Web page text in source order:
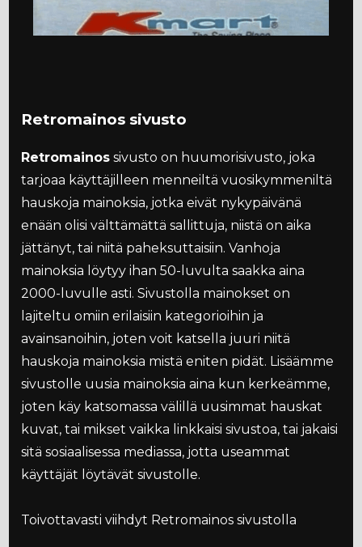
Retromainos sivusto
Retromainos sivusto on huumorisivusto, joka
tarjoaa käyttäjilleen menneiltä vuosikymmeniltä
hauskoja mainoksia, jotka eivät nykypäivänä
enään olisi välttämättä sallittuja, niistä on aika
jättänyt, tai niitä paheksuttaisiin. Vanhoja
mainoksia löytyy ihan 50-luvulta saakka aina
2000-luvulle asti. Sivustolla mainokset on
lajiteltu omiin erilaisiin kategorioihin ja
avainsanoihin, joten voit katsella juuri niitä
hauskoja mainoksia mistä eniten pidät. Lisäämme
sivustolle uusia mainoksia aina kun kerkeämme,
joten käy katsomassa välillä uusimmat hauskat
kuvat, tai mikset vaikka linkkaisi sivustoa, tai jakaisi
sitä sosiaalisessa mediassa, jotta useammat
käyttäjät löytävät sivustolle.
Toivottavasti viihdyt Retromainos sivustolla